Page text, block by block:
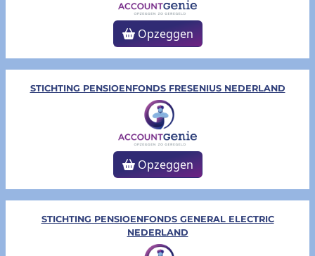
Opzeggen
STICHTING PENSIOENFONDS FRESENIUS NEDERLAND
Opzeggen
STICHTING PENSIOENFONDS GENERAL ELECTRIC
NEDERLAND